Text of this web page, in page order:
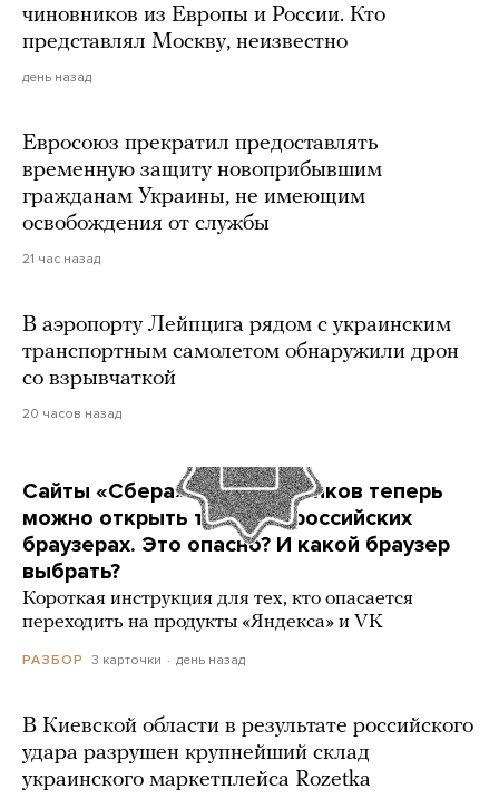
чиновников из Европы и России. Кто
представлял Москву, неизвестно
день назад
Евросоюз прекратил предоставлять
временную защиту новоприбывшим
гражданам Украины, не имеющим
освобождения от службы
21 час назад
В аэропорту Лейпцига рядом с украинским
транспортным самолетом обнаружили дрон
со взрывчаткой
20 часов назад
Сайты «Сбера» и других банков теперь
можно открыть только в российских
браузерах. Это опасно? И какой браузер
выбрать?
Короткая инструкция для тех, кто опасается
переходить на продукты «Яндекса» и VK
РАЗБОР 3 карточки день назад
В Киевской области в результате российского
удара разрушен крупнейший склад
украинского маркетплейса Rozetka